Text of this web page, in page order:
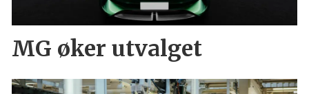
MG øker utvalget